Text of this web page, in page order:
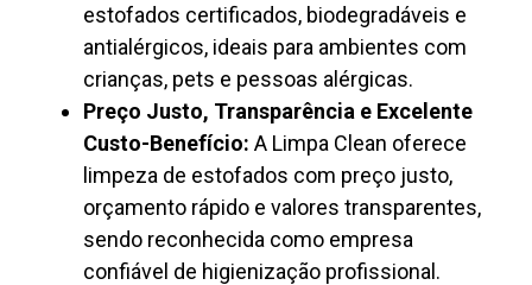
estofados certificados, biodegradáveis e
antialérgicos, ideais para ambientes com
crianças, pets e pessoas alérgicas.
Preço Justo, Transparência e Excelente
Custo-Benefício: A Limpa Clean oferece
limpeza de estofados com preço justo,
orçamento rápido e valores transparentes,
sendo reconhecida como empresa
confiável de higienização profissional.